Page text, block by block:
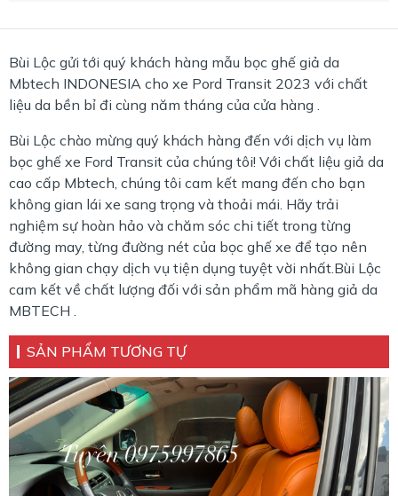
Bùi Lộc gửi tới quý khách hàng mẫu bọc ghế giả da
Mbtech INDONESIA cho xe Pord Transit 2023 với chất
liệu da bền bỉ đi cùng năm tháng của cửa hàng .
Bùi Lộc chào mừng quý khách hàng đến với dịch vụ làm
bọc ghế xe Ford Transit của chúng tôi! Với chất liệu giả da
cao cấp Mbtech, chúng tôi cam kết mang đến cho bạn
không gian lái xe sang trọng và thoải mái. Hãy trải
nghiệm sự hoàn hảo và chăm sóc chi tiết trong từng
đường may, từng đường nét của bọc ghế xe để tạo nên
không gian chạy dịch vụ tiện dụng tuyệt vời nhất.Bùi Lộc
cam kết về chất lượng đối với sản phẩm mã hàng giả da
MBTECH .
SẢN PHẨM TƯƠNG TỰ